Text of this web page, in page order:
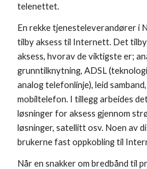
telenettet.
En rekke tjenesteleverandører i
tilby aksess til Internett. Det
aksess, hvorav de viktigste er;
grunntilknytning, ADSL
analog telefonlinje), leid
mobiltelefon. I tillegg arbeides
løsninger for aksess gjennom
løsninger, satellitt osv. Noen av
brukerne fast oppkobling til
Når en snakker om bredbånd til